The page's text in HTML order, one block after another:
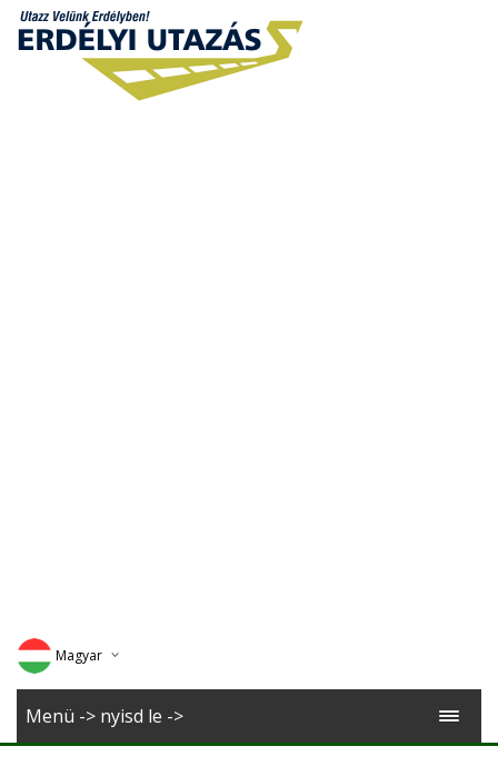
Magyar
Deutsch
Menü -> nyisd le ->